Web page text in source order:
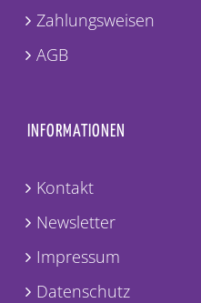
Zahlungsweisen
AGB
INFORMATIONEN
Kontakt
Newsletter
Impressum
Datenschutz